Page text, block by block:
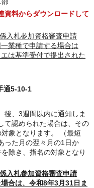
料からダウンロードして
入札参加資格審査申請
業種で申請する場合は
は基準受付で提出された
通5-10-1
後、3週間以内に通知しま
て認められた場合は、その
象となります。 （最短
った月の翌々月の1日か
除き、指名の対象となり
入札参加資格審査申請
合は、令和8年3月31日ま